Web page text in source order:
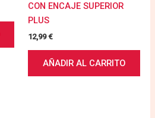
CON ENCAJE SUPERIOR
PLUS
12,99€
AÑADIR AL CARRITO